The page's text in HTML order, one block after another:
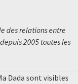
des relations entre
2005 toutes les
Dada sont visibles